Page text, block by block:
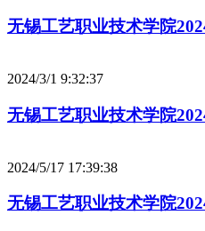
无锡工艺职业技术学院
2024/3/1 9:32:37
无锡工艺职业技术学院
2024/5/17 17:39:38
无锡工艺职业技术学院